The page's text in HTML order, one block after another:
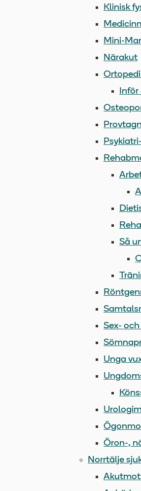
Klinisk
Mini-
Närakut
Inför
Så
Sex-
Unga
Öron-,
Norrtälje